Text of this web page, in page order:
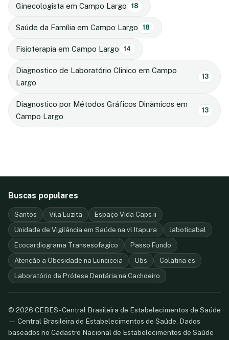
Ginecologista em Campo Largo 18
Saúde da Família em Campo Largo 18
Fisioterapia em Campo Largo 14
Diagnostico de Laboratório Clinico em Campo
Largo
13
Diagnostico por Métodos Gráficos Dinâmicos em
Campo Largo
13
Buscas populares
Santos Vila Luzita
Espaço Vida Caps ii
Unidade de Vigilância em Saúde na vl Itapura
Jaboticabal
Ecocardiograma Transesofagico
Passo Fundo
Atenção a Obesidade na Lunciceia
Ubs
Colatina es
Laboratório de Prótese Dentária na Cachoeiro
© 2026 CEBES - Central Brasileira de Estabelecimentos de Saúde
— Central Brasileira de Estabelecimentos de Saúde. Dados
baseados no Cadastro Nacional de Estabelecimentos de Saúde